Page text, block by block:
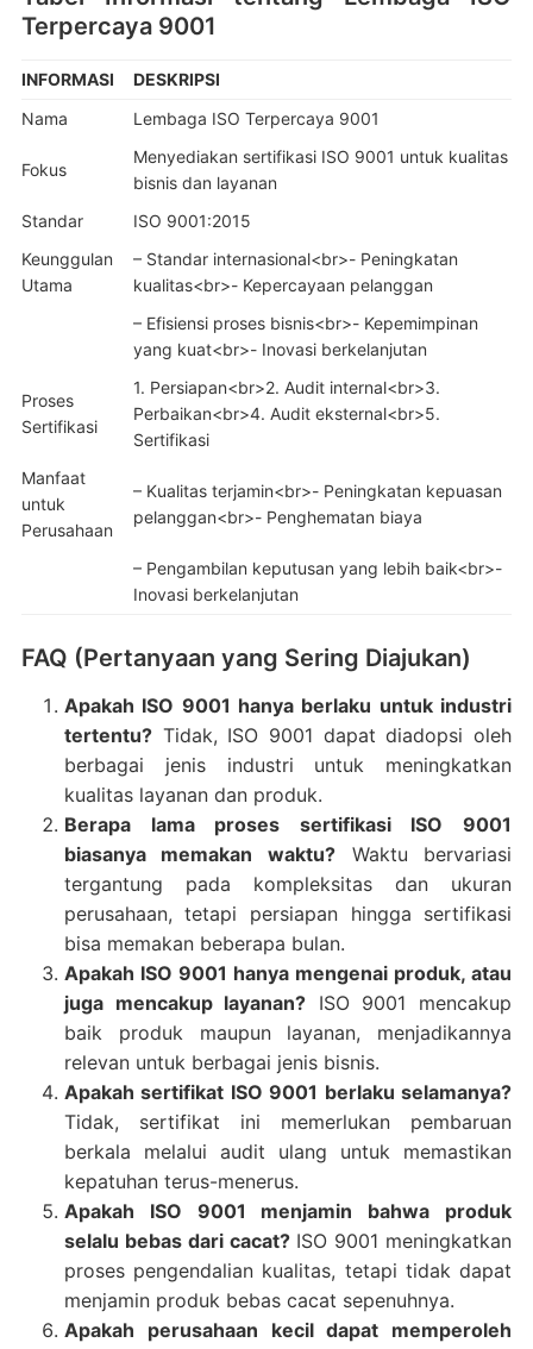
Terpercaya 9001
INFORMASI
DESKRIPSI
Nama
Lembaga ISO Terpercaya 9001
Fokus
Menyediakan sertifikasi ISO 9001 untuk kualitas
bisnis dan layanan
Standar
ISO 9001:2015
Keunggulan
Utama
– Standar internasional<br>- Peningkatan
kualitas<br>- Kepercayaan pelanggan
– Efisiensi proses bisnis<br>- Kepemimpinan
yang kuat<br>- Inovasi berkelanjutan
Proses
Sertifikasi
1. Persiapan<br>2. Audit internal<br>3.
Perbaikan<br>4. Audit eksternal<br>5.
Sertifikasi
Manfaat
untuk
Perusahaan
– Kualitas terjamin<br>- Peningkatan kepuasan
pelanggan<br>- Penghematan biaya
– Pengambilan keputusan yang lebih baik<br>-
Inovasi berkelanjutan
FAQ (Pertanyaan yang Sering Diajukan)
Apakah ISO 9001 hanya berlaku untuk industri
tertentu?Tidak, ISO 9001 dapat diadopsi oleh
berbagai jenis industri untuk meningkatkan
kualitas layanan dan produk.
Berapa lama proses sertifikasi ISO 9001
biasanya memakan waktu? Waktu bervariasi
tergantung pada kompleksitas dan ukuran
perusahaan, tetapi persiapan hingga sertifikasi
bisa memakan beberapa bulan.
Apakah ISO 9001 hanya mengenai produk, atau
juga mencakup layanan? ISO 9001 mencakup
baik produk maupun layanan, menjadikannya
relevan untuk berbagai jenis bisnis.
Apakah sertifikat ISO 9001 berlaku selamanya?
Tidak, sertifikat ini memerlukan pembaruan
berkala melalui audit ulang untuk memastikan
kepatuhan terus-menerus.
Apakah ISO 9001 menjamin bahwa produk
selalu bebas dari cacat?ISO 9001 meningkatkan
proses pengendalian kualitas, tetapi tidak dapat
menjamin produk bebas cacat sepenuhnya.
Apakah perusahaan kecil dapat memperoleh